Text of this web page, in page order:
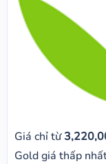
Giá chỉ từ
Gold giá thấp